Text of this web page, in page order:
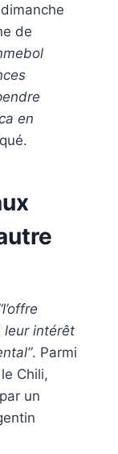
dimanche
de
en
leur intérêt
. Parmi
Chili,
un